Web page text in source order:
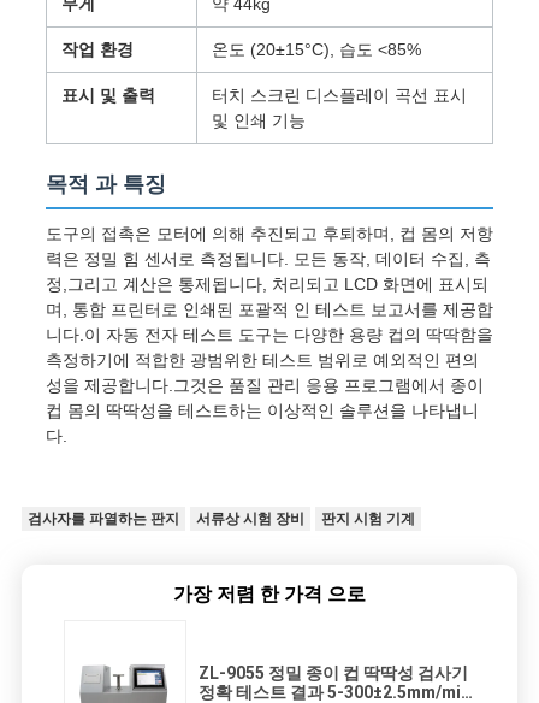
무게 약 44kg
작업 환경 온도 (20±15°C), 습도 <85%
표시 및 출력
터치 스크린 디스플레이 곡선 표시
및 인쇄 기능
목적 과 특징
도구의 접촉은 모터에 의해 추진되고 후퇴하며, 컵 몸의 저항
력은 정밀 힘 센서로 측정됩니다. 모든 동작, 데이터 수집, 측
정,그리고 계산은 통제됩니다, 처리되고 LCD 화면에 표시되
며, 통합 프린터로 인쇄된 포괄적 인 테스트 보고서를 제공합
니다.이 자동 전자 테스트 도구는 다양한 용량 컵의 딱딱함을
측정하기에 적합한 광범위한 테스트 범위로 예외적인 편의
성을 제공합니다.그것은 품질 관리 응용 프로그램에서 종이
컵 몸의 딱딱성을 테스트하는 이상적인 솔루션을 나타냅니
다.
검사자를 파열하는 판지 서류상 시험 장비 판지 시험 기계
가장 저렴 한 가격 으로
ZL-9055 정밀 종이 컵 딱딱성 검사기
정확 테스트 결과 5-300±2.5mm/min